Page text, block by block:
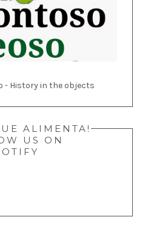
- History in the objects
ALIMENTA!
US ON